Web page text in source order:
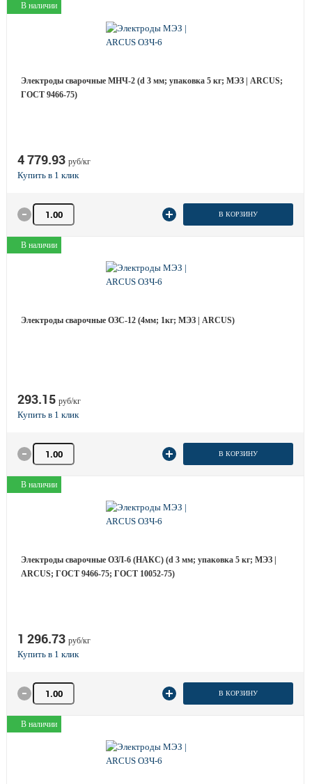
В наличии
Электроды сварочные МНЧ-2 (d 3 мм; упаковка 5 кг; МЭЗ | ARCUS;
ГОСТ 9466-75)
4 779.93 руб/кг
Количество товара В КОРЗИНУ
В наличии
Электроды сварочные ОЗС-12 (4мм; 1кг; МЭЗ | ARCUS)
293.15 руб/кг
Количество товара В КОРЗИНУ
В наличии
Электроды сварочные ОЗЛ-6 (НАКС) (d 3 мм; упаковка 5 кг; МЭЗ |
ARCUS; ГОСТ 9466-75; ГОСТ 10052-75)
1 296.73 руб/кг
Количество товара В КОРЗИНУ
В наличии